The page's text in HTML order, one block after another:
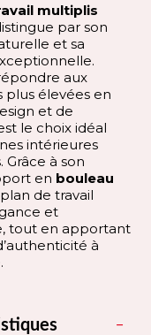
multiplis
par son
et sa
aux
plus élevées en
et de
le choix idéal
intérieures
Grâce à son
en bouleau
de travail
et
tout en apportant
à